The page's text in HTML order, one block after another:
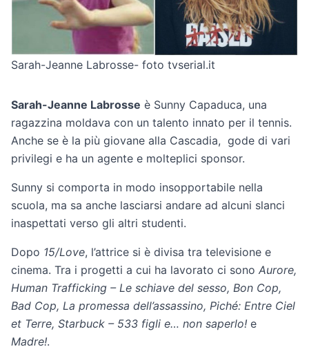
Sarah-Jeanne Labrosse- foto tvserial.it
Sarah-Jeanne Labrosse è Sunny Capaduca, una
ragazzina moldava con un talento innato per il tennis.
Anche se è la più giovane alla Cascadia, gode di vari
privilegi e ha un agente e molteplici sponsor.
Sunny si comporta in modo insopportabile nella
scuola, ma sa anche lasciarsi andare ad alcuni slanci
inaspettati verso gli altri studenti.
Dopo 15/Love, l’attrice si è divisa tra televisione e
cinema. Tra i progetti a cui ha lavorato ci sono Aurore,
Human Trafficking – Le schiave del sesso, Bon Cop,
Bad Cop, La promessa dell’assassino, Piché: Entre Ciel
et Terre, Starbuck – 533 figli e… non saperlo! e
Madre!.